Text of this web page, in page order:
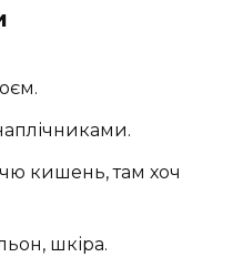
кишень, там хоч
шкіра.